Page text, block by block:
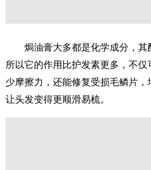
焗油膏大多都是化学成分，其
所以它的作用比护发素更多，不仅
少摩擦力，还能修复受损毛鳞片，
让头发变得更顺滑易梳。